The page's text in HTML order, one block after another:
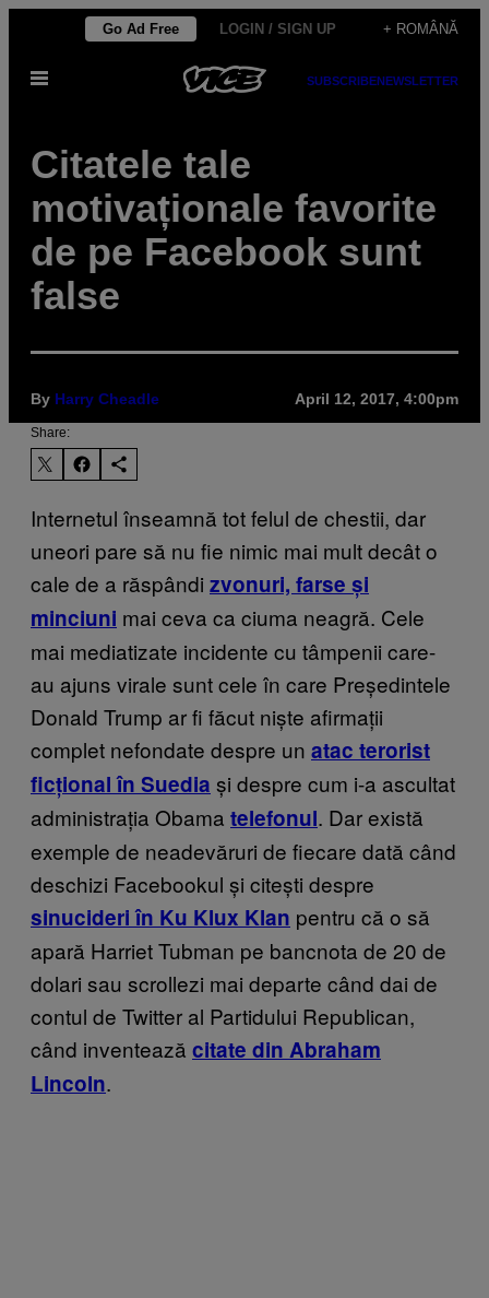
content
Go Ad Free LOGIN / SIGN UP + ROMÂNĂ
Open
SUBSCRIBENEWSLETTER
Citatele tale
motivaționale favorite
de pe Facebook sunt
false
By Harry Cheadle April 12, 2017, 4:00pm
Share:
Internetul înseamnă tot felul de chestii, dar
uneori pare să nu fie nimic mai mult decât o
cale de a răspândi zvonuri, farse și
minciuni mai ceva ca ciuma neagră. Cele
mai mediatizate incidente cu tâmpenii care-
au ajuns virale sunt cele în care Președintele
Donald Trump ar fi făcut niște afirmații
complet nefondate despre un atac terorist
ficțional în Suedia și despre cum i-a ascultat
administrația Obama telefonul. Dar există
exemple de neadevăruri de fiecare dată când
deschizi Facebookul și citești despre
sinucideri în Ku Klux Klan pentru că o să
apară Harriet Tubman pe bancnota de 20 de
dolari sau scrollezi mai departe când dai de
contul de Twitter al Partidului Republican,
când inventează citate din Abraham
Lincoln.